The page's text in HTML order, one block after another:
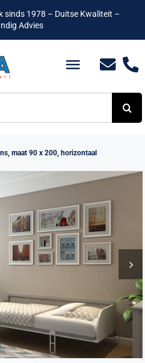
sinds 1978 – Duitse Kwaliteit –
Advies
Toggle
maat 90 x 200, horizontaal